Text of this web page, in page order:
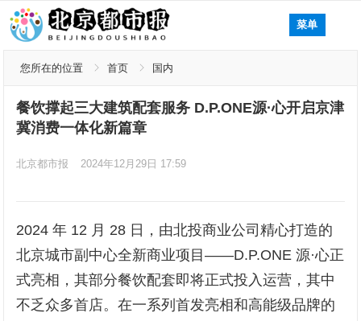
菜单
您所在的位置 首页 国内
餐饮撑起三大建筑配套服务 D.P.ONE源·心开启京津
冀消费一体化新篇章
北京都市报 2024年12月29日 17:59
2024 年 12 月 28 日，由北投商业公司精心打造的
北京城市副中心全新商业项目——D.P.ONE 源·心正
式亮相，其部分餐饮配套即将正式投入运营，其中
不乏众多首店。在一系列首发亮相和高能级品牌的